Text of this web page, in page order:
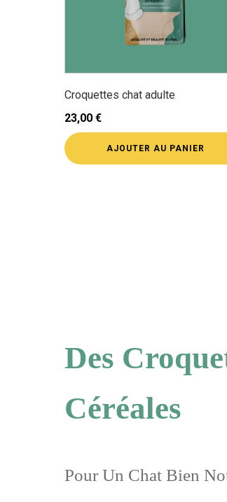
Croquettes chat adulte
23,00 €
AJOUTER AU PANIER
Des
Céréales
Pour Un Chat Bien